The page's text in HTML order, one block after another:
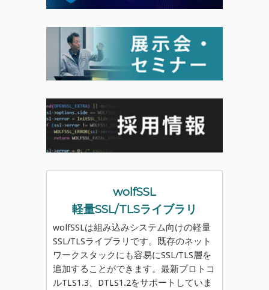
wolfSSL
軽量SSL/TLSライブラリ
wolfSSLは組み込みシステム向けの軽量
SSL/TLSライブラリです。既存のネット
ワークスタックにも容易にSSL/TLS層を
追加することができます。最新プロトコ
ルTLS1.3、DTLS1.2をサポートしていま